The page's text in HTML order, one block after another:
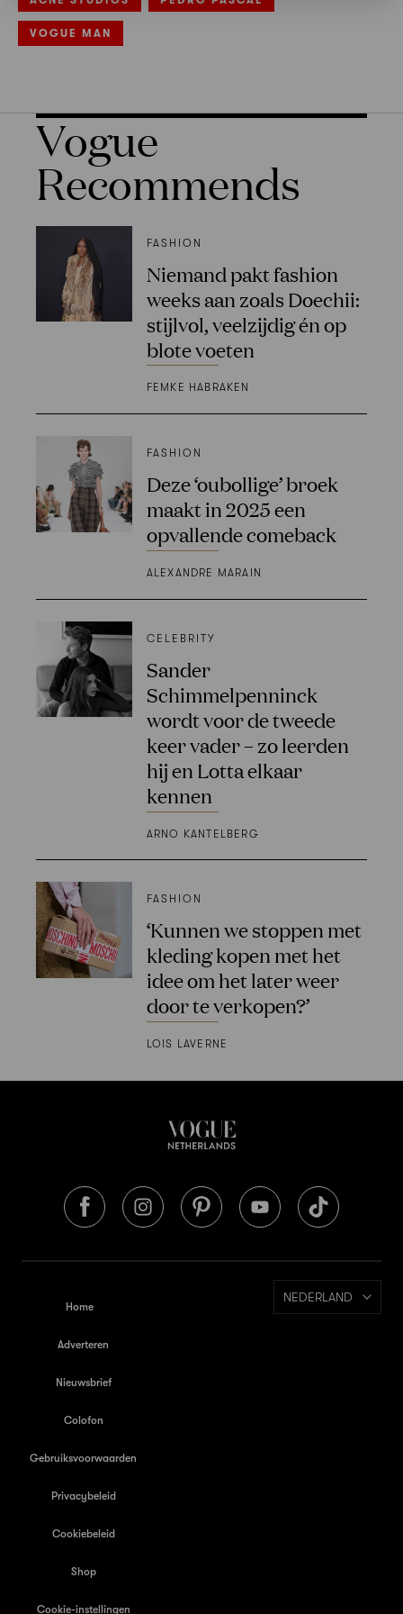
VOGUE MAN
Vogue
Recommends
FASHION
Niemand pakt fashion
weeks aan zoals Doechii:
stijlvol, veelzijdig én op
blote voeten
FEMKE HABRAKEN
FASHION
Deze ‘oubollige’ broek
maakt in 2025 een
opvallende comeback
ALEXANDRE MARAIN
CELEBRITY
Sander
Schimmelpenninck
wordt voor de tweede
keer vader – zo leerden
hij en Lotta elkaar
kennen
ARNO KANTELBERG
FASHION
‘Kunnen we stoppen met
kleding kopen met het
idee om het later weer
door te verkopen?’
LOIS LAVERNE
Home
Adverteren
Nieuwsbrief
Colofon
Gebruiksvoorwaarden
Privacybeleid
Cookiebeleid
Shop
Cookie-instellingen
NEDERLAND